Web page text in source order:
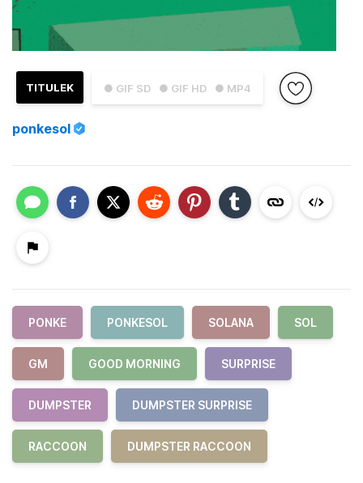
● GIF SD ● GIF HD ● MP4
TITULEK
ponkesol
PONKE PONKESOL SOLANA SOL
GM GOOD MORNING SURPRISE
DUMPSTER DUMPSTER SURPRISE
RACCOON DUMPSTER RACCOON